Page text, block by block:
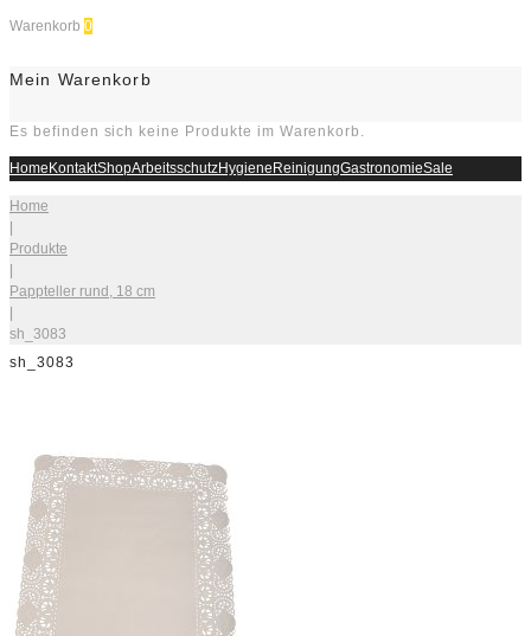
Warenkorb 0
Mein Warenkorb
Es befinden sich keine Produkte im Warenkorb.
HomeKontaktShopArbeitsschutzHygieneReinigungGastronomieSale
Home
|
Produkte
|
Pappteller rund, 18 cm
|
sh_3083
sh_3083